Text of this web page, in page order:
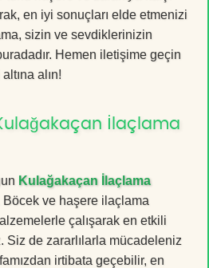
en iyi sonuçları elde etmenizi
sizin ve sevdiklerinizin
Hemen iletişime geçin
alın!
İlaçlama
Kulağakaçan İlaçlama
ve haşere ilaçlama
çalışarak en etkili
Siz de zararlılarla mücadeleniz
irtibata geçebilir, en